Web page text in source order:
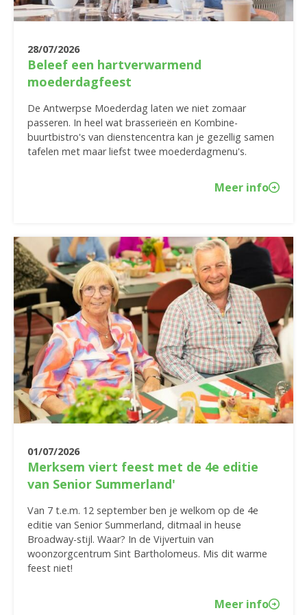
28/07/2026
Beleef een hartverwarmend
moederdagfeest
De Antwerpse Moederdag laten we niet zomaar
passeren. In heel wat brasserieën en Kombine-
buurtbistro's van dienstencentra kan je gezellig samen
tafelen met maar liefst twee moederdagmenu's.
Meer info
01/07/2026
Merksem viert feest met de 4e editie
van Senior Summerland'
Van 7 t.e.m. 12 september ben je welkom op de 4e
editie van Senior Summerland, ditmaal in heuse
Broadway-stijl. Waar? In de Vijvertuin van
woonzorgcentrum Sint Bartholomeus. Mis dit warme
feest niet!
Meer info